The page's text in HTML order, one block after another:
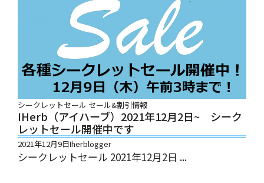
シークレットセール セール&割引情報
IHerb（アイハーブ）2021年12月2日~ シーク
レットセール開催中です
2021年12月9日Iherblogger
シークレットセール 2021年12月2日 ...